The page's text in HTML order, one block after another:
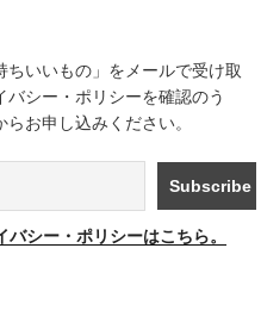
いいもの」をメールで受け取
バシー・ポリシーを確認のう
お申し込みください。
バシー・ポリシーはこちら。